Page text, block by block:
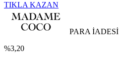
TIKLA KAZAN
PARA İADESİ
%3,20